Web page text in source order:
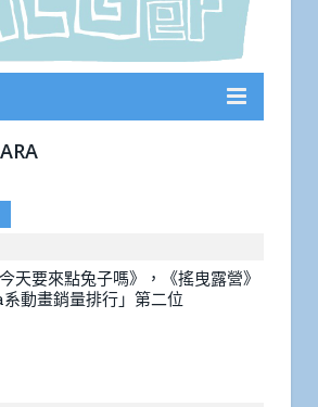
天要來點兔子嗎》，《搖曳露營》
動畫銷量排行」第二位